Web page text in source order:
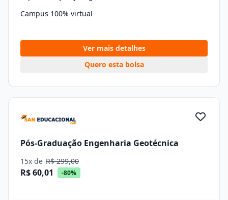
Campus 100% virtual
Ver mais detalhes
Quero esta bolsa
Pós-Graduação Engenharia Geotécnica
15x de R$ 299,00
R$ 60,01 -80%